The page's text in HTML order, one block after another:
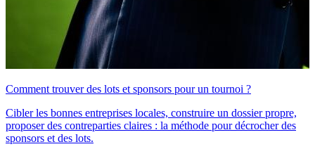
Comment trouver des lots et sponsors pour un tournoi ?
Cibler les bonnes entreprises locales, construire un dossier propre,
proposer des contreparties claires : la méthode pour décrocher des
sponsors et des lots.